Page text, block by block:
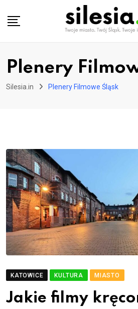
Plenery
Silesia.in Plenery Filmowe Śląsk
KATOWICE KULTURA MIASTO
Jakie filmy